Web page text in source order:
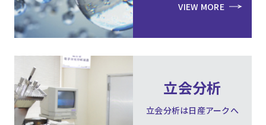
VIEW MORE
立会分析
立会分析は日産アークへ